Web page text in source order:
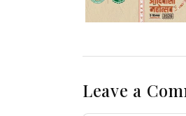
Leave a